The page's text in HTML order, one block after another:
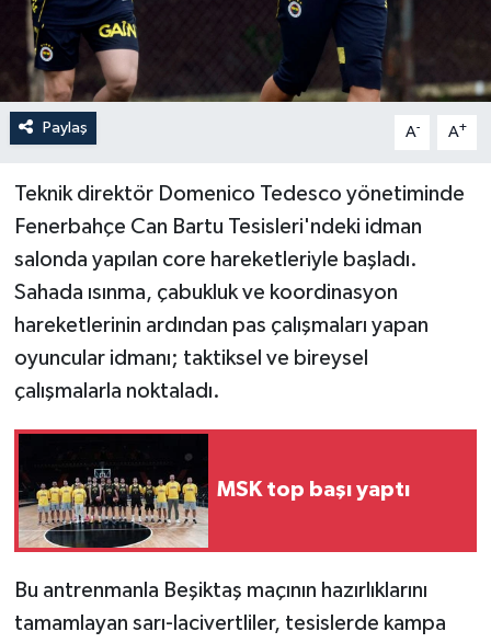
Paylaş A- A+
Teknik direktör Domenico Tedesco yönetiminde
Fenerbahçe Can Bartu Tesisleri'ndeki idman
salonda yapılan core hareketleriyle başladı.
Sahada ısınma, çabukluk ve koordinasyon
hareketlerinin ardından pas çalışmaları yapan
oyuncular idmanı; taktiksel ve bireysel
çalışmalarla noktaladı.
MSK top başı yaptı
Bu antrenmanla Beşiktaş maçının hazırlıklarını
tamamlayan sarı-lacivertliler, tesislerde kampa